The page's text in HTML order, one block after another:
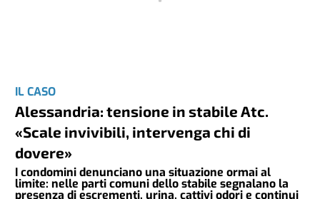
IL CASO
Alessandria: tensione in stabile Atc.
«Scale invivibili, intervenga chi di
dovere»
I condomini denunciano una situazione ormai al
limite: nelle parti comuni dello stabile segnalano la
presenza di escrementi, urina, cattivi odori e continui